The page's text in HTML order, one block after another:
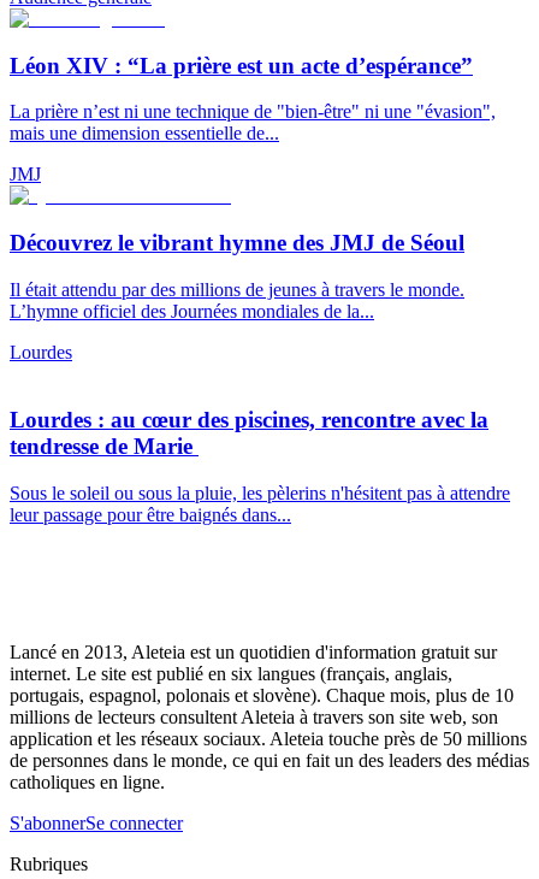
Léon XIV : “La prière est un acte d’espérance”
La prière n’est ni une technique de "bien-être" ni une "évasion",
mais une dimension essentielle de...
JMJ
Découvrez le vibrant hymne des JMJ de Séoul
Il était attendu par des millions de jeunes à travers le monde.
L’hymne officiel des Journées mondiales de la...
Lourdes
Lourdes : au cœur des piscines, rencontre avec la
tendresse de Marie
Sous le soleil ou sous la pluie, les pèlerins n'hésitent pas à attendre
leur passage pour être baignés dans...
Lancé en 2013, Aleteia est un quotidien d'information gratuit sur
internet. Le site est publié en six langues (français, anglais,
portugais, espagnol, polonais et slovène). Chaque mois, plus de 10
millions de lecteurs consultent Aleteia à travers son site web, son
application et les réseaux sociaux. Aleteia touche près de 50 millions
de personnes dans le monde, ce qui en fait un des leaders des médias
catholiques en ligne.
S'abonnerSe connecter
Rubriques